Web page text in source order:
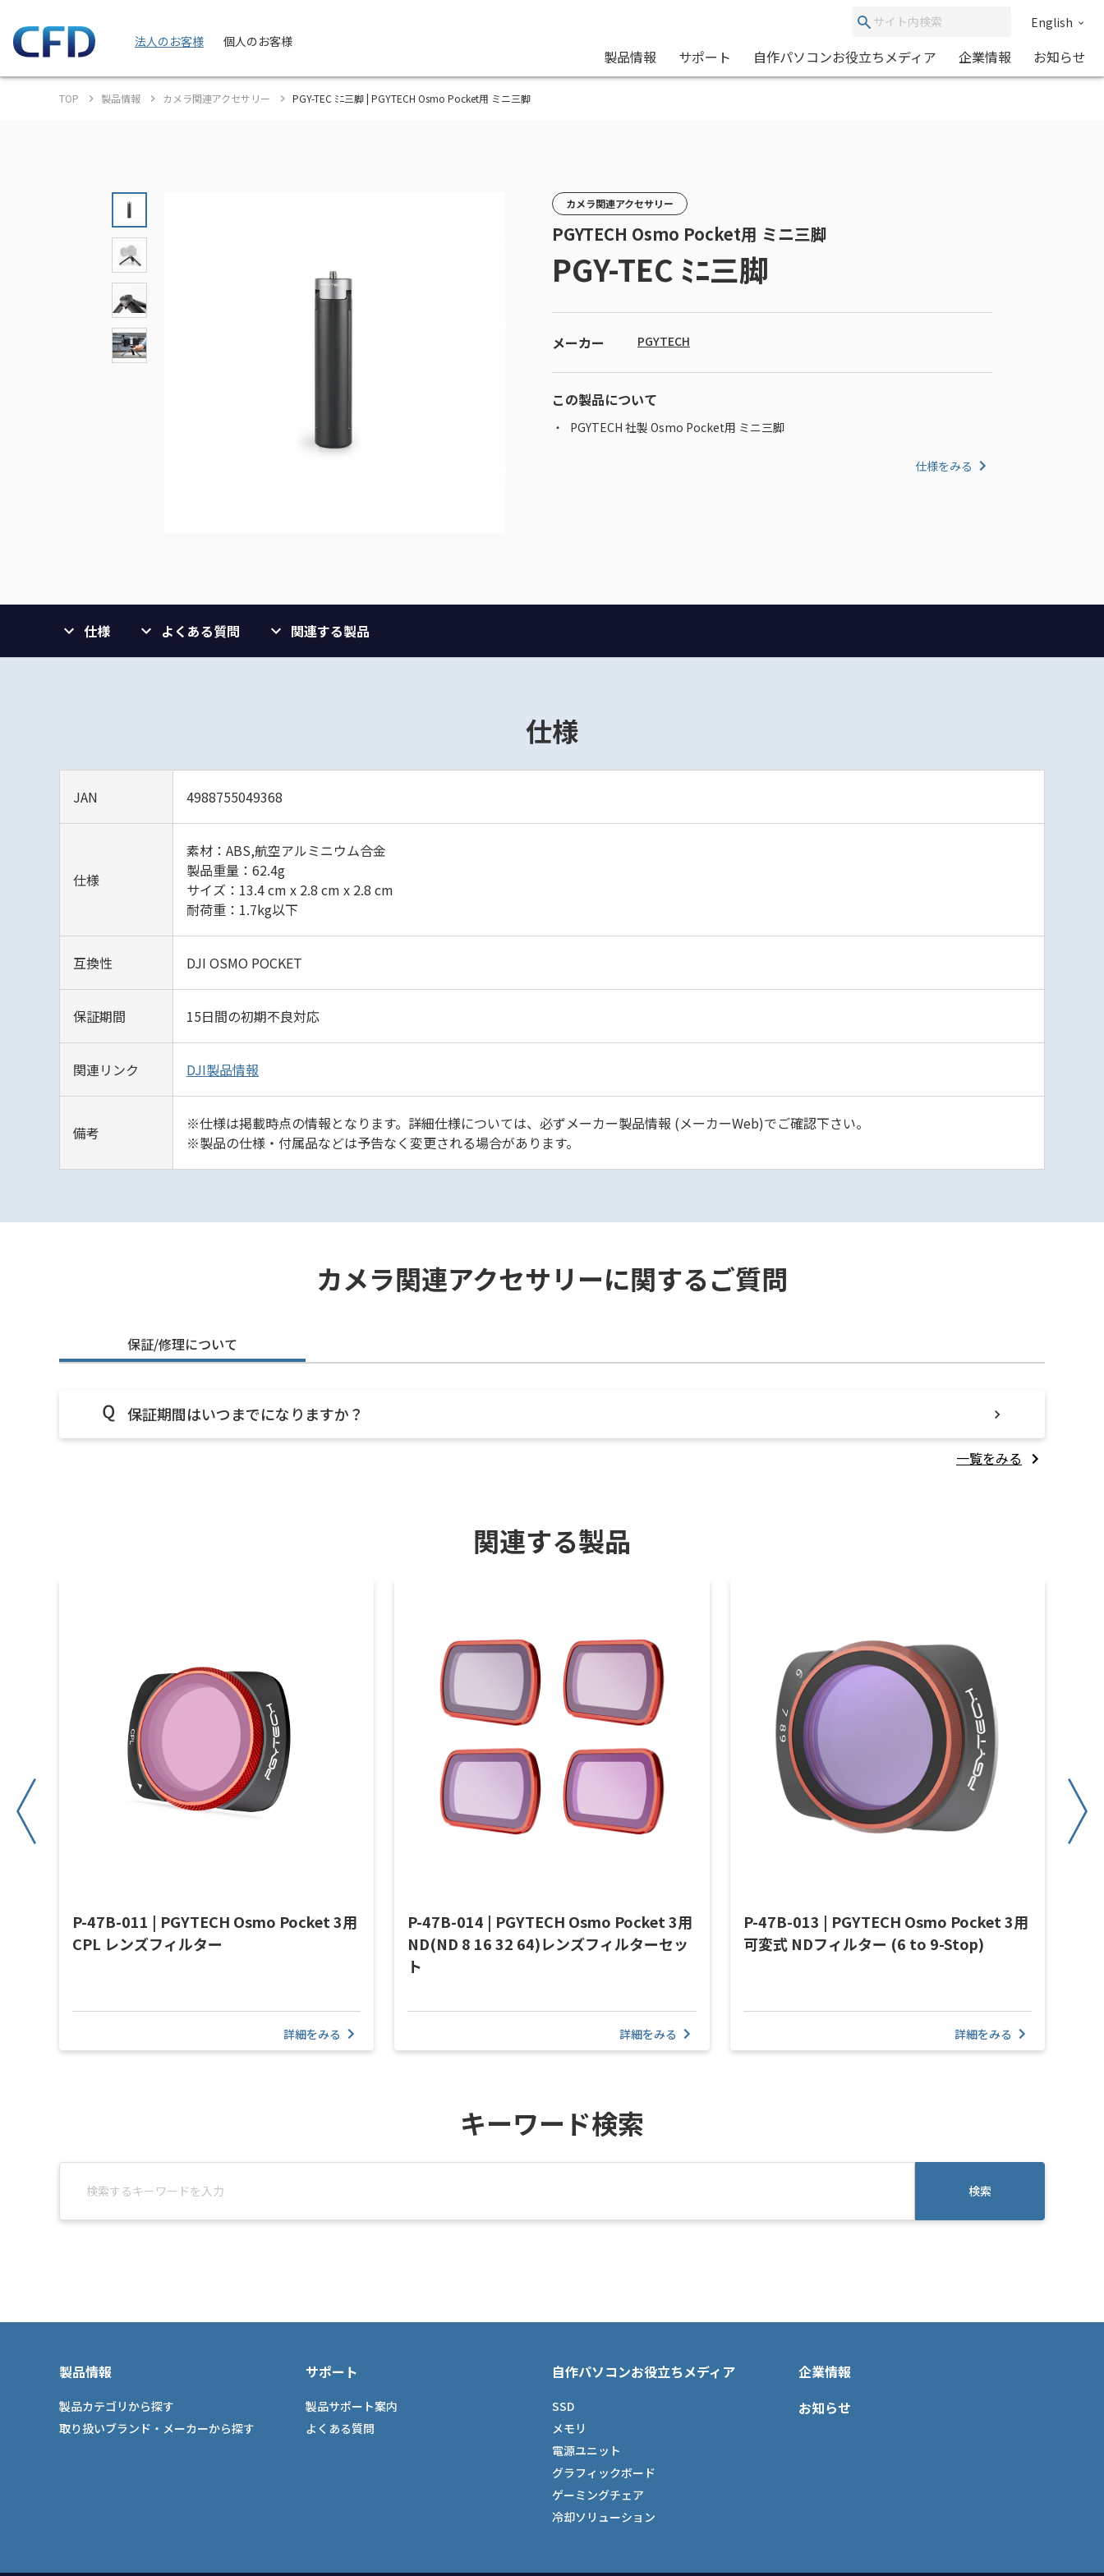
法人のお客様 個人のお客様
English
製品情報 サポート 自作パソコンお役立ちメディア 企業情報 お知らせ
TOP 製品情報 カメラ関連アクセサリー PGY-TEC ﾐﾆ三脚 | PGYTECH Osmo Pocket用 ミニ三脚
カメラ関連アクセサリー
PGYTECH Osmo Pocket用 ミニ三脚
PGY-TEC ﾐﾆ三脚
メーカー PGYTECH
この製品について
PGYTECH 社製 Osmo Pocket用 ミニ三脚
仕様をみる
仕様 よくある質問 関連する製品
仕様
JAN 4988755049368
仕様
素材：ABS,航空アルミニウム合金
製品重量：62.4g
サイズ：13.4 cm x 2.8 cm x 2.8 cm
耐荷重：1.7kg以下
互換性 DJI OSMO POCKET
保証期間 15日間の初期不良対応
関連リンク DJI製品情報
備考
※仕様は掲載時点の情報となります。詳細仕様については、必ずメーカー製品情報 (メーカーWeb)でご確認下さい。
※製品の仕様・付属品などは予告なく変更される場合があります。
カメラ関連アクセサリーに関するご質問
保証/修理について
保証期間はいつまでになりますか？
一覧をみる
関連する製品
P-47B-011 | PGYTECH Osmo Pocket 3用
CPL レンズフィルター
詳細をみる
P-47B-014 | PGYTECH Osmo Pocket 3用
ND(ND 8 16 32 64)レンズフィルターセッ
ト
詳細をみる
P-47B-013 | PGYTECH Osmo Pocket 3用
可変式 NDフィルター (6 to 9-Stop)
詳細をみる
キーワード検索
検索
製品情報
製品カテゴリから探す
取り扱いブランド・メーカーから探す
サポート
製品サポート案内
よくある質問
自作パソコンお役立ちメディア
SSD
メモリ
電源ユニット
グラフィックボード
ゲーミングチェア
冷却ソリューション
企業情報
お知らせ